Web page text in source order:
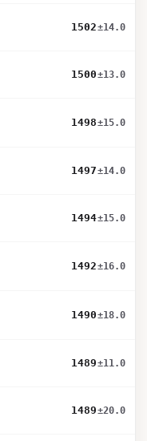
1502±14.0
1500±13.0
1498±15.0
1497±14.0
1494±15.0
1492±16.0
1490±18.0
1489±11.0
1489±20.0